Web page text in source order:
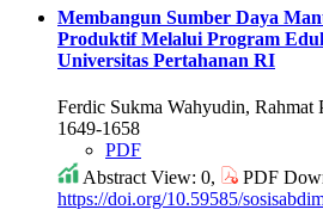
Membangun Sumber Daya
Produktif Melalui Program
Universitas Pertahanan RI
Ferdic Sukma Wahyudin, Rahmat
1649-1658
PDF
Abstract View: 0,
PDF
https://doi.org/10.59585/